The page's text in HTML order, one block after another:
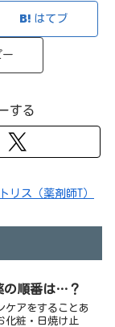
はてブ
ー
する
トリス（薬剤師T）
の順番は…？
ケアをすることあ
化粧・日焼け止